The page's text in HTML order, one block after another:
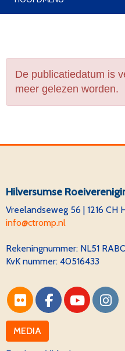
De publicatiedatum is
meer gelezen worden.
Hilversumse
Vreelandseweg 56 | 1216 CH
ofni@ctromp.nl
Rekeningnummer: NL51
KvK nummer: 40516433
MEDIA